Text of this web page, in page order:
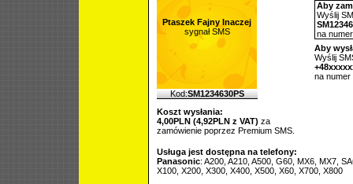
Ptaszek Fajny Inaczej
sygnał SMS
Kod:SM1234630PS
Koszt wysłania:
4,00PLN (4,92PLN z VAT) za
zamówienie poprzez Premium SMS.
Aby
Wyślij
na
Aby
Wyślij
na numer
Usługa jest dostępna na telefony:
Panasonic: A200, A210, A500, G60, MX6, MX7,
X100, X200, X300, X400, X500, X60, X700, X800